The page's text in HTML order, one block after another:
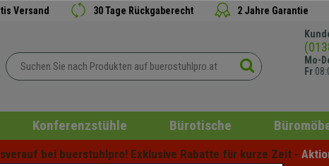
Versand 30 Tage Rückgaberecht 2 Jahre Garantie
Mo-
Fr
Konferenzstühle Bürotische
bei buerstuhlpro! Exklusive Rabatte für kurze Zeit -